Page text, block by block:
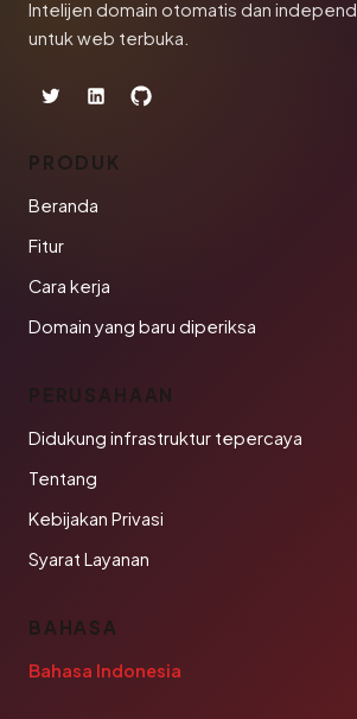
Intelijen domain otomatis dan
untuk web terbuka.
PRODUK
Beranda
Fitur
Cara kerja
Domain yang baru diperiksa
PERUSAHAAN
Didukung infrastruktur tepercaya
Tentang
Kebijakan Privasi
Syarat Layanan
BAHASA
Bahasa Indonesia